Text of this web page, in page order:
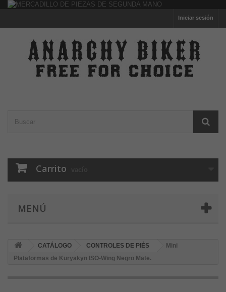
Iniciar sesión
Carrito vacío
MENÚ
CATÁLOGO CONTROLES DE PIÉS
Mini
Plataformas de Kuryakyn ISO-Wing Negro Mate.